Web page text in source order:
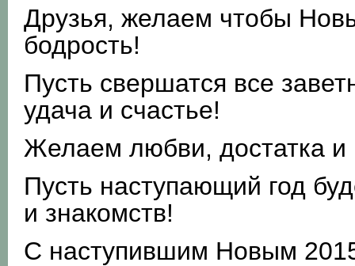
Друзья, желаем чтобы
бодрость!
Пусть свершатся все
удача и счастье!
Желаем любви, достатка и
Пусть наступающий год
и знакомств!
С наступившим Новым